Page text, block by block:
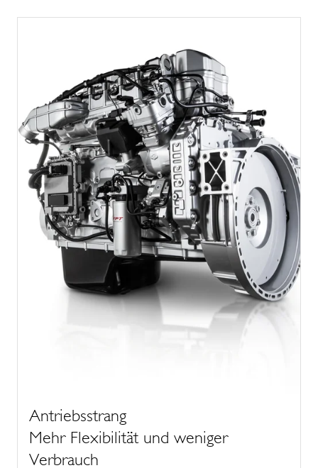
Antriebsstrang
Mehr Flexibilität und weniger
Verbrauch